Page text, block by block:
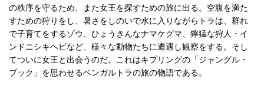
の秩序を守るため、また女王を探すための旅に出る。空腹を満た
すための狩りをし、暑さをしのいで水に入りながらトラは、群れ
で子育てをするゾウ、ひょうきんなナマケグマ、獰猛な狩人・イ
ンドニシキヘビなど、様々な動物たちに遭遇し観察をする。そし
てついに女王と出会うのだ。これはキプリングの「ジャングル・
ブック」を思わせるベンガルトラの旅の物語である。